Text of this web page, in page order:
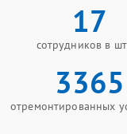
17
сотрудников в
3365
отремонтированных